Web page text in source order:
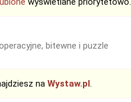
bitewne i puzzle
na Wystaw.pl.